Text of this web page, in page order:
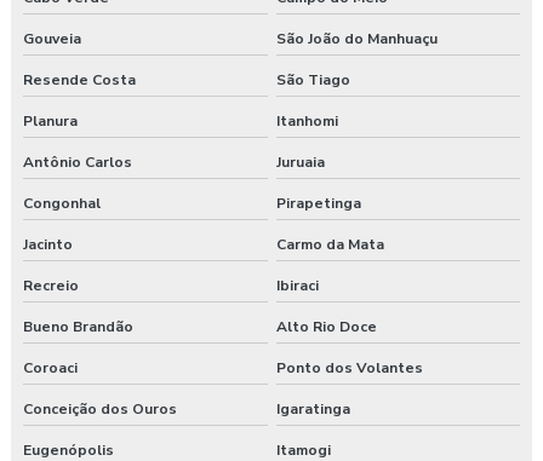
Gouveia São João do Manhuaçu
Resende Costa São Tiago
Planura Itanhomi
Antônio Carlos Juruaia
Congonhal Pirapetinga
Jacinto Carmo da Mata
Recreio Ibiraci
Bueno Brandão Alto Rio Doce
Coroaci Ponto dos Volantes
Conceição dos Ouros Igaratinga
Eugenópolis Itamogi